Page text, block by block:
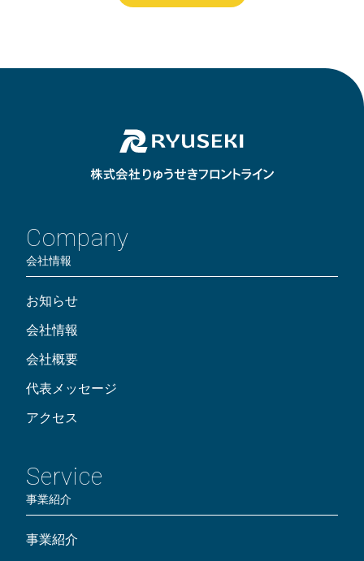
Company
会社情報
お知らせ
会社情報
会社概要
代表メッセージ
アクセス
Service
事業紹介
事業紹介